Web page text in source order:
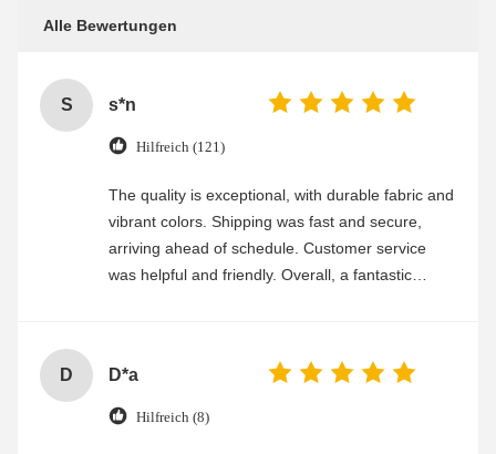
Alle Bewertungen
S s*n
Hilfreich (121)
The quality is exceptional, with durable fabric and
vibrant colors. Shipping was fast and secure,
arriving ahead of schedule. Customer service
was helpful and friendly. Overall, a fantastic
D D*a
Hilfreich (8)